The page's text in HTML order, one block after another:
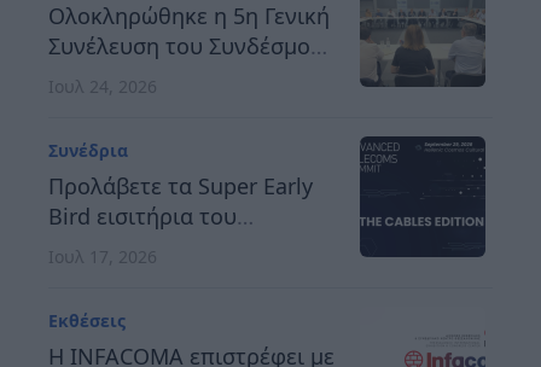
Ολοκληρώθηκε η 5η Γενική
Συνέλευση του Συνδέσμου
Οργανωτών &
Ελλάδος
Ιουλ 24, 2026
Συνέδρια
Προλάβετε τα Super Early
Bird εισιτήρια του
Advanced Telecoms
Ιουλ 17, 2026
Εκθέσεις
Η INFACOMA επιστρέφει με